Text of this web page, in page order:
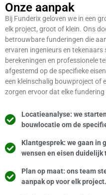
Onze aanpak
Bij Funderix geloven we in een
elk project, groot of klein. Ons
betrouwbare funderingen die
ervaren ingenieurs en
berekeningen en professionele
afgestemd op de specifieke
een kleinschalig bouwproject of
zorgen ervoor dat elke
Locatieanalyse: we
bouwlocatie om de
Klantgesprek: we gaan in
wensen en eisen duidelijk
Plan op maat: ons team
aanpak op voor elk project.